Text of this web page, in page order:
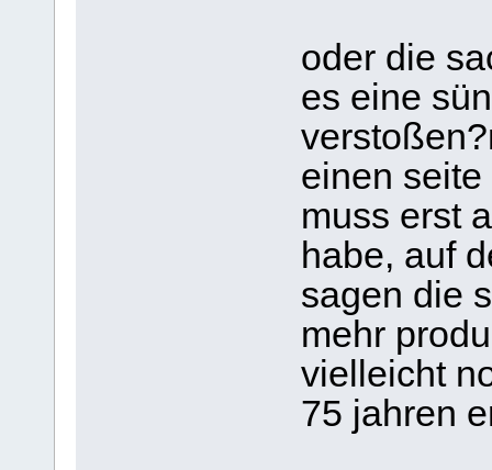
oder die
es eine
einen
muss erst
habe, auf
sagen die
mehr
vielleicht
75 jahren